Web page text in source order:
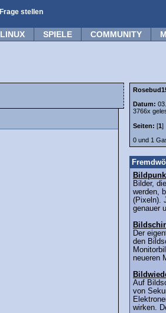
Frage stellen
LINUX SPIELE COMMUNITY
Datum:
3766x
Seiten: [1]
0 und 1
Bilder,
werden,
(Pixeln).
genauer
Der
den
neueren
Auf
von
wirken.